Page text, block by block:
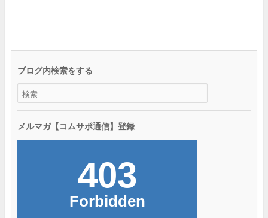
ブログ内検索をする
メルマガ【コムサポ通信】登録